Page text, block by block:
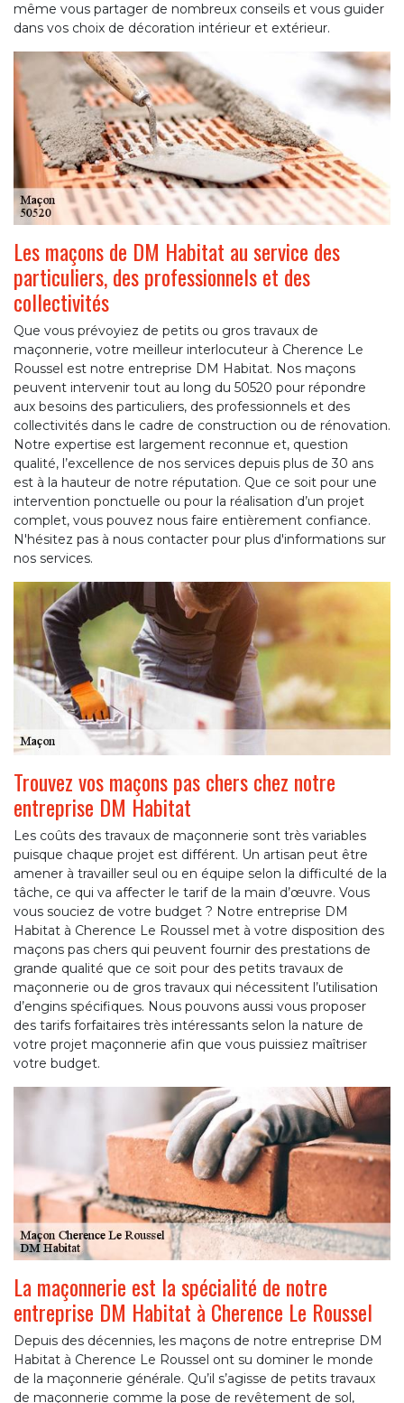
même vous partager de nombreux conseils et vous guider
dans vos choix de décoration intérieur et extérieur.
Les maçons de DM Habitat au service des
particuliers, des professionnels et des
collectivités
Que vous prévoyiez de petits ou gros travaux de
maçonnerie, votre meilleur interlocuteur à Cherence Le
Roussel est notre entreprise DM Habitat. Nos maçons
peuvent intervenir tout au long du 50520 pour répondre
aux besoins des particuliers, des professionnels et des
collectivités dans le cadre de construction ou de rénovation.
Notre expertise est largement reconnue et, question
qualité, l’excellence de nos services depuis plus de 30 ans
est à la hauteur de notre réputation. Que ce soit pour une
intervention ponctuelle ou pour la réalisation d’un projet
complet, vous pouvez nous faire entièrement confiance.
N'hésitez pas à nous contacter pour plus d'informations sur
nos services.
Trouvez vos maçons pas chers chez notre
entreprise DM Habitat
Les coûts des travaux de maçonnerie sont très variables
puisque chaque projet est différent. Un artisan peut être
amener à travailler seul ou en équipe selon la difficulté de la
tâche, ce qui va affecter le tarif de la main d’œuvre. Vous
vous souciez de votre budget ? Notre entreprise DM
Habitat à Cherence Le Roussel met à votre disposition des
maçons pas chers qui peuvent fournir des prestations de
grande qualité que ce soit pour des petits travaux de
maçonnerie ou de gros travaux qui nécessitent l’utilisation
d’engins spécifiques. Nous pouvons aussi vous proposer
des tarifs forfaitaires très intéressants selon la nature de
votre projet maçonnerie afin que vous puissiez maîtriser
votre budget.
La maçonnerie est la spécialité de notre
entreprise DM Habitat à Cherence Le Roussel
Depuis des décennies, les maçons de notre entreprise DM
Habitat à Cherence Le Roussel ont su dominer le monde
de la maçonnerie générale. Qu’il s’agisse de petits travaux
de maçonnerie comme la pose de revêtement de sol,